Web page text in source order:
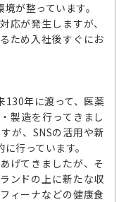
が整っています。
応が発生しますが、
ため入社後すぐにお
130年に渡って、医薬
製造を行ってきまし
が、SNSの活用や新
行っています。
げてきましたが、そ
ンドの上に新たな収
ィーナなどの健康食